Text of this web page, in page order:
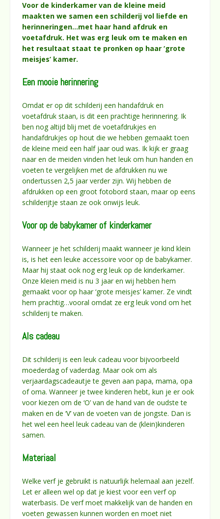
Voor de kinderkamer van de kleine meid
maakten we samen een schilderij vol liefde en
herinneringen…met haar hand afdruk en
voetafdruk. Het was erg leuk om te maken en
het resultaat staat te pronken op haar ‘grote
meisjes’ kamer.
Een mooie herinnering
Omdat er op dit schilderij een handafdruk en
voetafdruk staan, is dit een prachtige herinnering. Ik
ben nog altijd blij met de voetafdrukjes en
handafdrukjes op hout die we hebben gemaakt toen
de kleine meid een half jaar oud was. Ik kijk er graag
naar en de meiden vinden het leuk om hun handen en
voeten te vergelijken met de afdrukken nu we
ondertussen 2,5 jaar verder zijn. Wij hebben de
afdrukken op een groot fotobord staan, maar op eens
schilderijtje staan ze ook onwijs leuk.
Voor op de babykamer of kinderkamer
Wanneer je het schilderij maakt wanneer je kind klein
is, is het een leuke accessoire voor op de babykamer.
Maar hij staat ook nog erg leuk op de kinderkamer.
Onze kleien meid is nu 3 jaar en wij hebben hem
gemaakt voor op haar ‘grote meisjes’ kamer. Ze vindt
hem prachtig…vooral omdat ze erg leuk vond om het
schilderij te maken.
Als cadeau
Dit schilderij is een leuk cadeau voor bijvoorbeeld
moederdag of vaderdag. Maar ook om als
verjaardagscadeautje te geven aan papa, mama, opa
of oma. Wanneer je twee kinderen hebt, kun je er ook
voor kiezen om de ‘O’ van de hand van de oudste te
maken en de ‘V’ van de voeten van de jongste. Dan is
het wel een heel leuk cadeau van de (klein)kinderen
samen.
Materiaal
Welke verf je gebruikt is natuurlijk helemaal aan jezelf.
Let er alleen wel op dat je kiest voor een verf op
waterbasis. De verf moet makkelijk van de handen en
voeten gewassen kunnen worden en moet niet